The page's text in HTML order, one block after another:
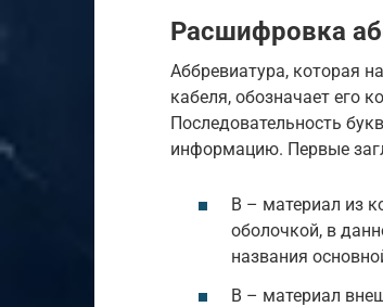
Расшифровка
Аббревиатура, которая
кабеля, обозначает его
Последовательность
информацию. Первые
В – материал из
оболочкой, в
названия
В – материал